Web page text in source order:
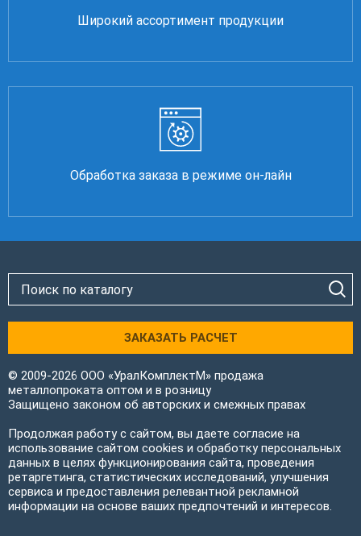
Широкий ассортимент продукции
Обработка заказа в режиме он-лайн
ЗАКАЗАТЬ РАСЧЕТ
© 2009-2026 ООО «УралКомплектМ» продажа
металлопроката оптом и в розницу
Защищено законом об авторских и смежных правах
Продолжая работу с сайтом, вы даете согласие на
использование сайтом cookies и обработку персональных
данных в целях функционирования сайта, проведения
ретаргетинга, статистических исследований, улучшения
сервиса и предоставления релевантной рекламной
информации на основе ваших предпочтений и интересов.